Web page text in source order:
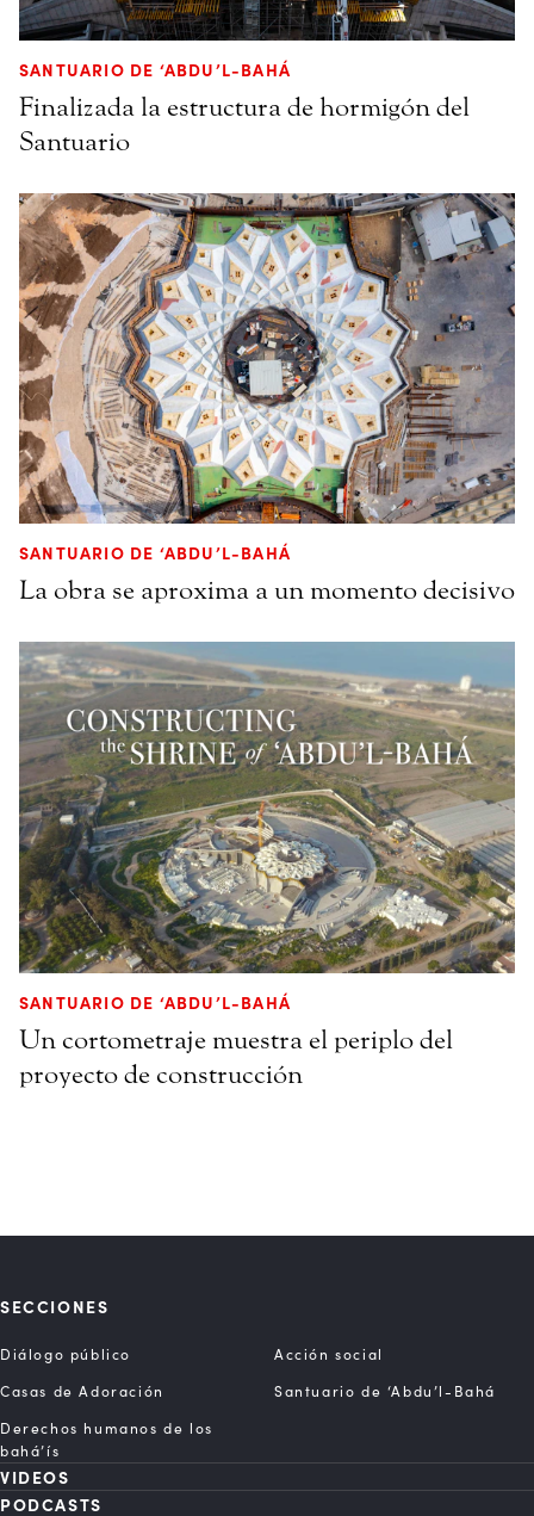
SANTUARIO DE ‘ABDU’L-BAHÁ
Finalizada la estructura de hormigón del
Santuario
SANTUARIO DE ‘ABDU’L-BAHÁ
La obra se aproxima a un momento decisivo
SANTUARIO DE ‘ABDU’L-BAHÁ
Un cortometraje muestra el periplo del
proyecto de construcción
SECCIONES
Diálogo público
Acción social
Casas de Adoración
Santuario de ‘Abdu’l-Bahá
Derechos humanos de los
bahá’ís
VIDEOS
PODCASTS